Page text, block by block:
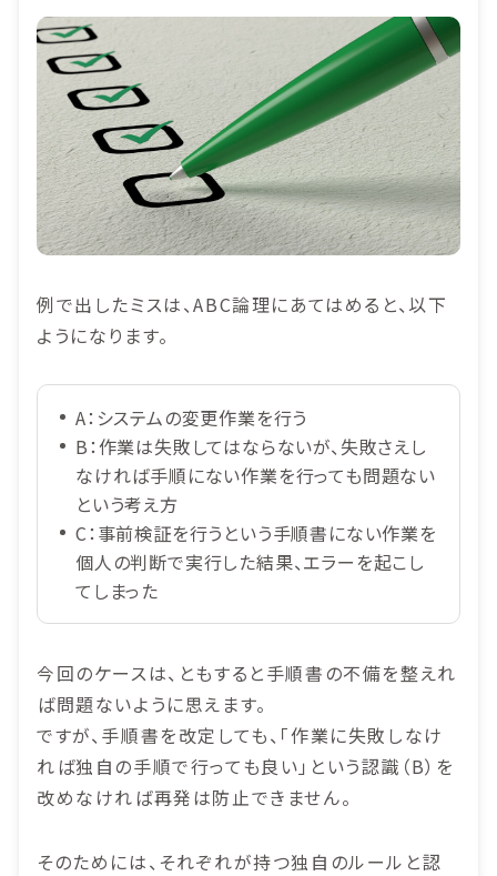
例で出したミスは、ABC論理にあてはめると、以下
ようになります。
A：システムの変更作業を行う
B：作業は失敗してはならないが、失敗さえし
なければ手順にない作業を行っても問題ない
という考え方
C：事前検証を行うという手順書にない作業を
個人の判断で実行した結果、エラーを起こし
てしまった
今回のケースは、ともすると手順書の不備を整えれ
ば問題ないように思えます。
ですが、手順書を改定しても、「作業に失敗しなけ
れば独自の手順で行っても良い」という認識（B）を
改めなければ再発は防止できません。
そのためには、それぞれが持つ独自のルールと認